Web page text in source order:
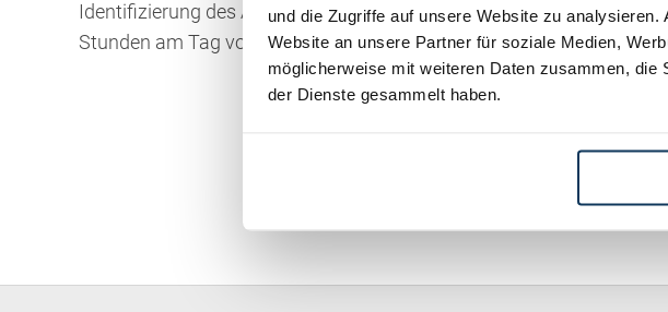
und die Zugriffe auf unsere Website zu
Website an unsere Partner für soziale Medien,
möglicherweise mit weiteren Daten zusammen,
der Dienste gesammelt haben.
Identifizierung des Antragstellers ermöglicht, durchsetzt, dann kann
Stunden am Tag vom PC aus Kontakt aufnehmen, Anträge stellen,